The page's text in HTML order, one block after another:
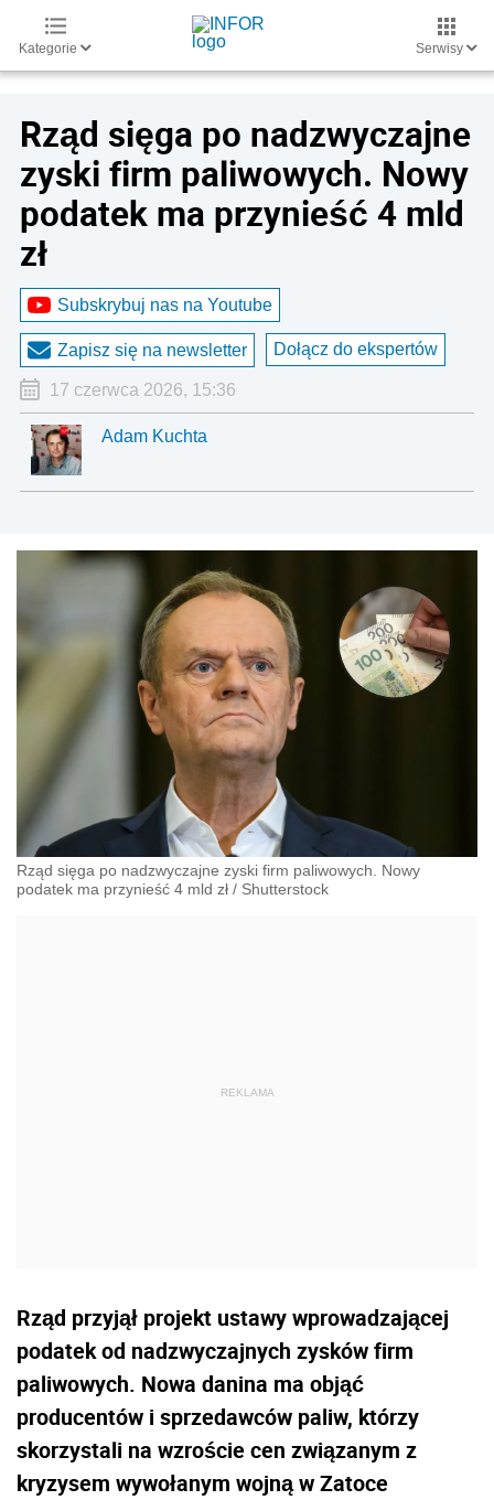
Kategorie Serwisy
Rząd sięga po nadzwyczajne
zyski firm paliwowych. Nowy
podatek ma przynieść 4 mld
zł
Subskrybuj nas na Youtube
Zapisz się na newsletter Dołącz do ekspertów
17 czerwca 2026, 15:36
Adam Kuchta
Rząd sięga po nadzwyczajne zyski firm paliwowych. Nowy
podatek ma przynieść 4 mld zł / Shutterstock
Rząd przyjął projekt ustawy wprowadzającej
podatek od nadzwyczajnych zysków firm
paliwowych. Nowa danina ma objąć
producentów i sprzedawców paliw, którzy
skorzystali na wzroście cen związanym z
kryzysem wywołanym wojną w Zatoce